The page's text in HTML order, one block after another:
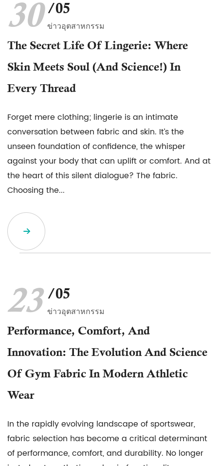
30 /05
ข่าวอุตสาหกรรม
The Secret Life Of Lingerie: Where
Skin Meets Soul (and Science!) In
Every Thread
Forget mere clothing; lingerie is an intimate
conversation between fabric and skin. It’s the
unseen foundation of confidence, the whisper
against your body that can uplift or comfort. And at
the heart of this silent dialogue? The fabric.
Choosing the...
23 /05
ข่าวอุตสาหกรรม
Performance, Comfort, And
Innovation: The Evolution And Science
Of Gym Fabric In Modern Athletic
Wear
In the rapidly evolving landscape of sportswear,
fabric selection has become a critical determinant
of performance, comfort, and durability. No longer